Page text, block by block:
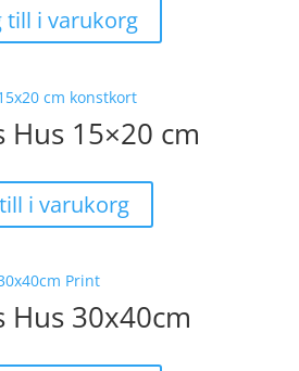
alternativen
på
produktsidan
till i varukorg
Hus 15×20 cm
i varukorg
Hus 30x40cm